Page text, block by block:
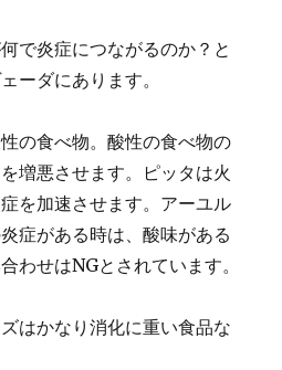
で炎症につながるのか？と
ーダにあります。
の食べ物。酸性の食べ物の
増悪させます。ピッタは火
を加速させます。アーユル
症がある時は、酸味がある
わせはNGとされています。
はかなり消化に重い食品な